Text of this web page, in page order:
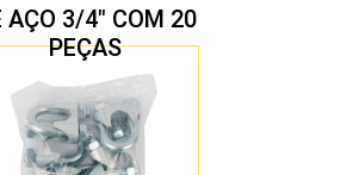
AÇO 3/4″ COM 20
PEÇAS